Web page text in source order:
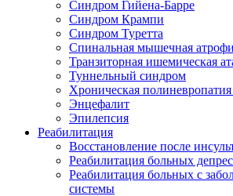
Синдром Гийена-Барре
Синдром Крампи
Синдром Туретта
Спинальная мышечная
Транзиторная ишемическая
Туннельный синдром
Хроническая
Энцефалит
Эпилепсия
Реабилитация
Восстановление после
Реабилитация больных
Реабилитация больных с
системы